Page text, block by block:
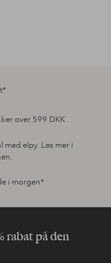
over 599 DKK
med elpy. Les mer i
i morgen*
rabat på den